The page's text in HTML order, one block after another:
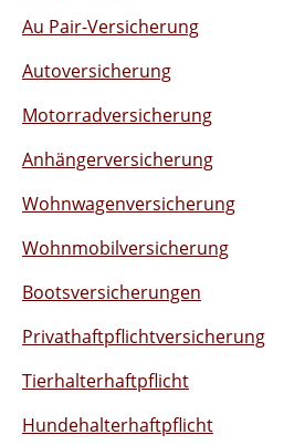
Au Pair-Versicherung
Autoversicherung
Motorradversicherung
Anhängerversicherung
Wohnwagenversicherung
Wohnmobilversicherung
Bootsversicherungen
Privathaftpflichtversicherung
Tierhalterhaftpflicht
Hundehalterhaftpflicht